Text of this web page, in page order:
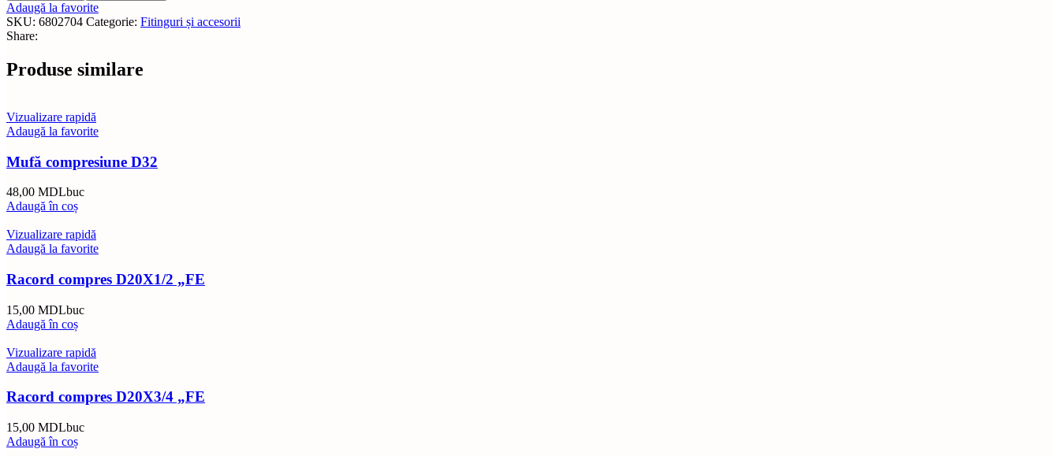
Adaugă la favorite
SKU: 6802704 Categorie: Fitinguri și accesorii
Share:
Produse similare
Vizualizare rapidă
Adaugă la favorite
Mufă compresiune D32
48,00 MDLbuc
Adaugă în coș
Vizualizare rapidă
Adaugă la favorite
Racord compres D20X1/2 „FE
15,00 MDLbuc
Adaugă în coș
Vizualizare rapidă
Adaugă la favorite
Racord compres D20X3/4 „FE
15,00 MDLbuc
Adaugă în coș